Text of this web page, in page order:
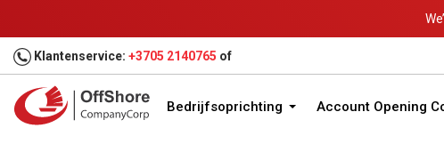
Klantenservice: +3705 2140765 of
Bedrijfsoprichting Account Opening